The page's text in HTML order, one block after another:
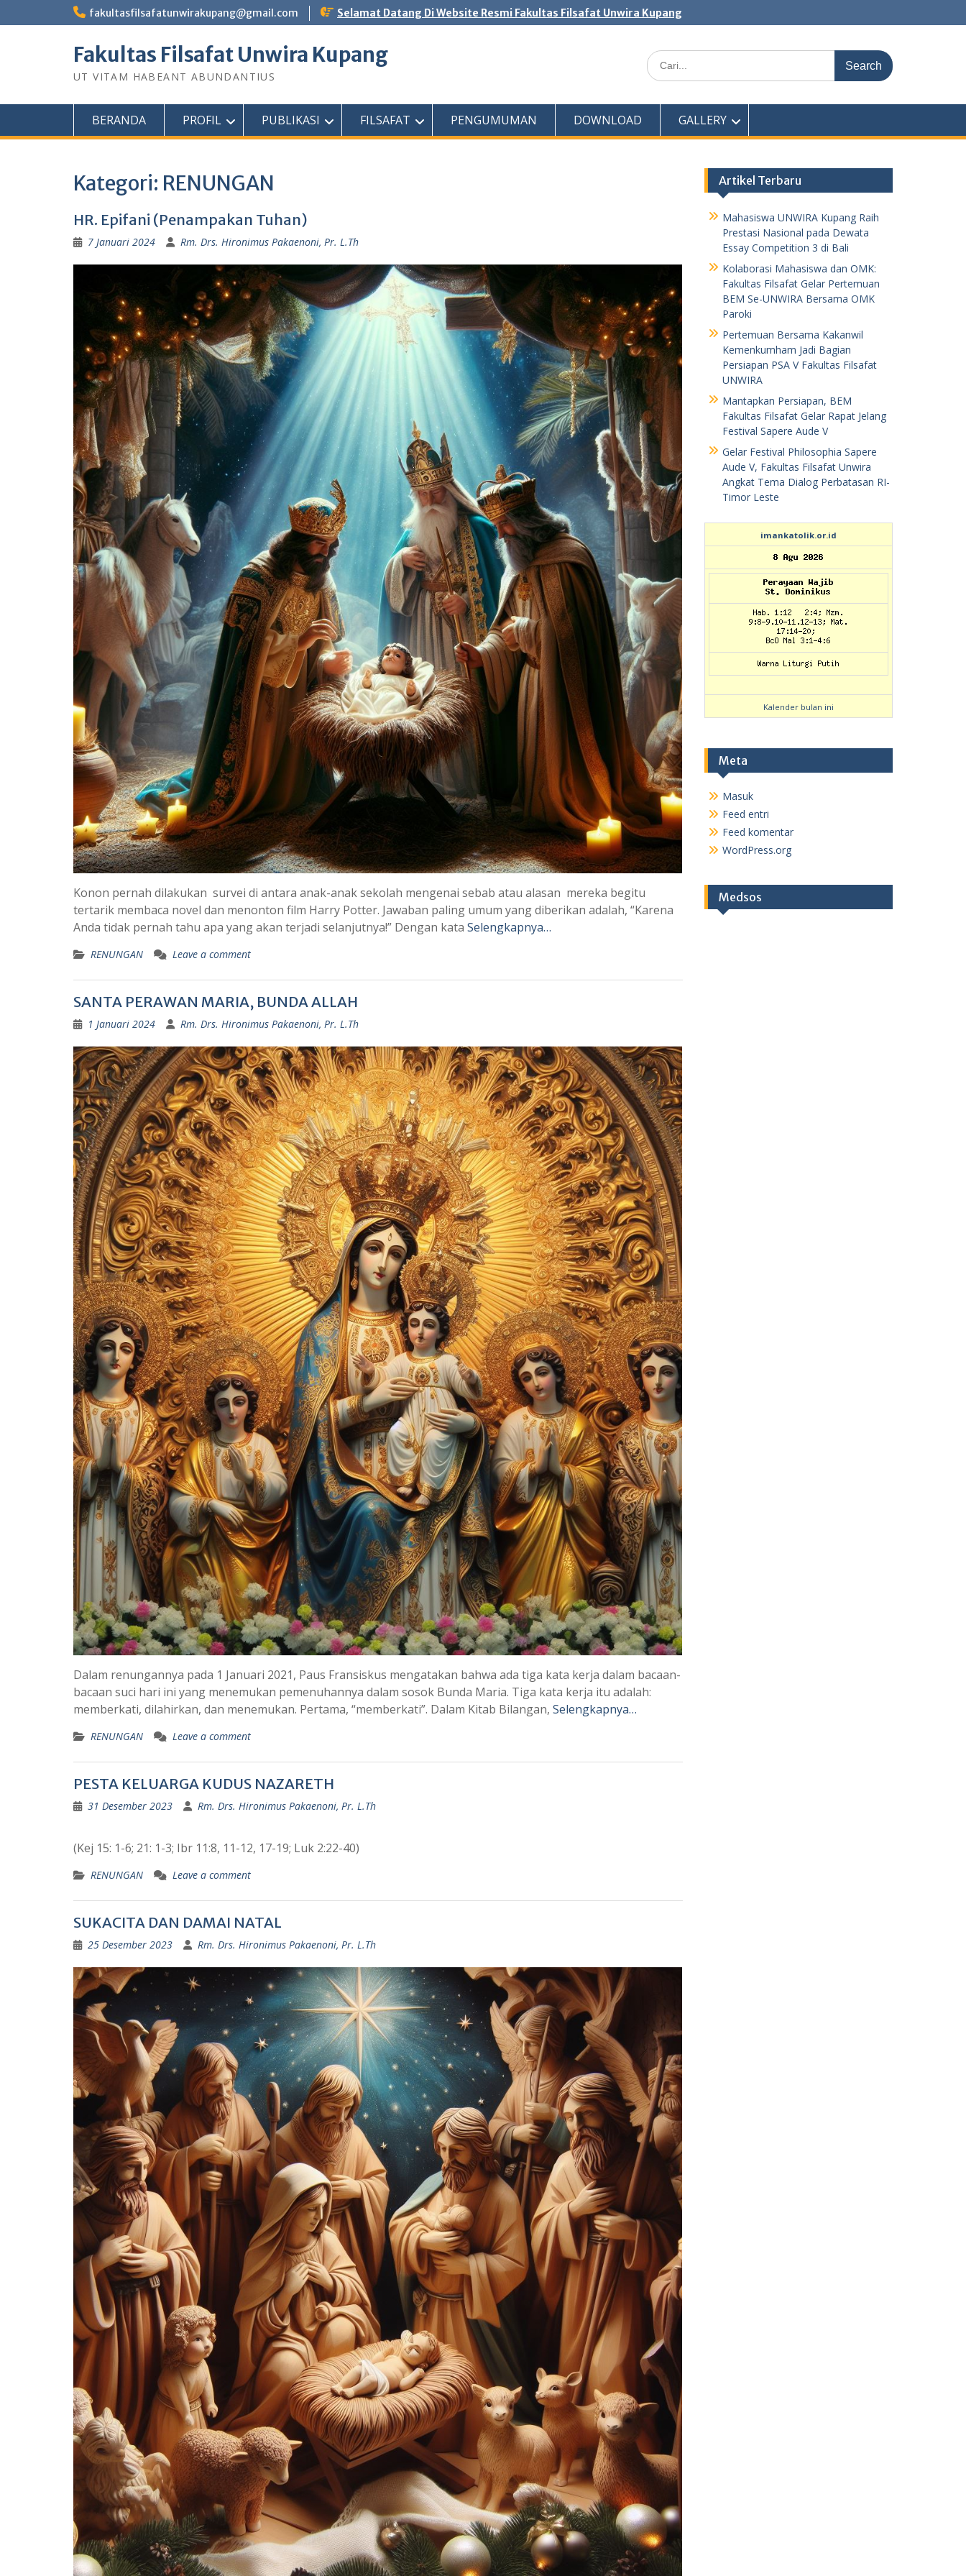
to
fakultasfilsafatunwirakupang@gmail.com Selamat Datang Di Website Resmi Fakultas Filsafat Unwira Kupang
Fakultas Filsafat Unwira Kupang
UT VITAM HABEANT ABUNDANTIUS
Search
for:
BERANDA PROFIL PUBLIKASI FILSAFAT PENGUMUMAN DOWNLOAD GALLERY
Kategori: RENUNGAN
HR. Epifani (Penampakan Tuhan)
7 Januari 2024 Rm. Drs. Hironimus Pakaenoni, Pr. L.Th
Konon pernah dilakukan survei di antara anak-anak sekolah mengenai sebab atau alasan mereka begitu
tertarik membaca novel dan menonton film Harry Potter. Jawaban paling umum yang diberikan adalah, “Karena
Anda tidak pernah tahu apa yang akan terjadi selanjutnya!” Dengan kata Selengkapnya…
RENUNGAN Leave a comment
SANTA PERAWAN MARIA, BUNDA ALLAH
1 Januari 2024 Rm. Drs. Hironimus Pakaenoni, Pr. L.Th
Dalam renungannya pada 1 Januari 2021, Paus Fransiskus mengatakan bahwa ada tiga kata kerja dalam bacaan-
bacaan suci hari ini yang menemukan pemenuhannya dalam sosok Bunda Maria. Tiga kata kerja itu adalah:
memberkati, dilahirkan, dan menemukan. Pertama, “memberkati”. Dalam Kitab Bilangan, Selengkapnya…
RENUNGAN Leave a comment
PESTA KELUARGA KUDUS NAZARETH
31 Desember 2023 Rm. Drs. Hironimus Pakaenoni, Pr. L.Th
(Kej 15: 1-6; 21: 1-3; Ibr 11:8, 11-12, 17-19; Luk 2:22-40)
RENUNGAN Leave a comment
SUKACITA DAN DAMAI NATAL
25 Desember 2023 Rm. Drs. Hironimus Pakaenoni, Pr. L.Th
Artikel Terbaru
Mahasiswa UNWIRA Kupang Raih
Prestasi Nasional pada Dewata
Essay Competition 3 di Bali
Kolaborasi Mahasiswa dan OMK:
Fakultas Filsafat Gelar Pertemuan
BEM Se-UNWIRA Bersama OMK
Paroki
Pertemuan Bersama Kakanwil
Kemenkumham Jadi Bagian
Persiapan PSA V Fakultas Filsafat
UNWIRA
Mantapkan Persiapan, BEM
Fakultas Filsafat Gelar Rapat Jelang
Festival Sapere Aude V
Gelar Festival Philosophia Sapere
Aude V, Fakultas Filsafat Unwira
Angkat Tema Dialog Perbatasan RI-
Timor Leste
imankatolik.or.id
Kalender bulan ini
Meta
Masuk
Feed entri
Feed komentar
WordPress.org
Medsos